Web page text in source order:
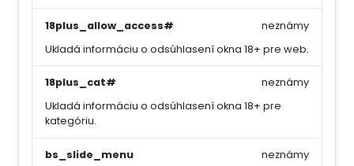
18plus_allow_access#
Ukladá informáciu o odsúhlasení okna 18+ pre web.
neznámy
18plus_cat#
Ukladá informáciu o odsúhlasení okna 18+ pre
kategóriu.
neznámy
bs_slide_menu neznámy